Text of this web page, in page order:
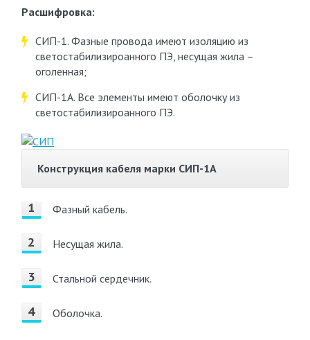
Расшифровка:
СИП-1. Фазные провода имеют изоляцию из
светостабилизироанного ПЭ, несущая жила –
оголенная;
СИП-1А. Все элементы имеют оболочку из
светостабилизироанного ПЭ.
Конструкция кабеля марки СИП-1А
Фазный кабель.
Несущая жила.
Стальной сердечник.
Оболочка.